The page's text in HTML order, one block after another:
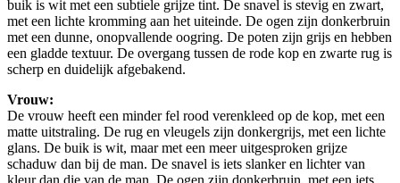
buik is wit met een subtiele grijze tint. De snavel is stevig en zwart,
met een lichte kromming aan het uiteinde. De ogen zijn donkerbruin
met een dunne, onopvallende oogring. De poten zijn grijs en hebben
een gladde textuur. De overgang tussen de rode kop en zwarte rug is
scherp en duidelijk afgebakend.
Vrouw:
De vrouw heeft een minder fel rood verenkleed op de kop, met een
matte uitstraling. De rug en vleugels zijn donkergrijs, met een lichte
glans. De buik is wit, maar met een meer uitgesproken grijze
schaduw dan bij de man. De snavel is iets slanker en lichter van